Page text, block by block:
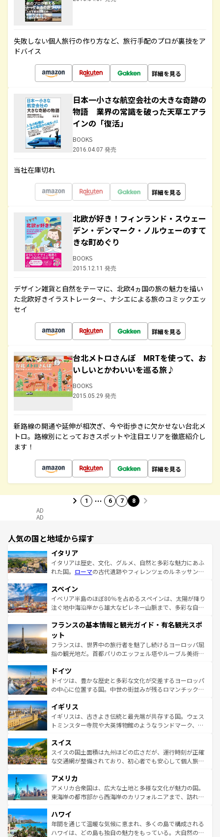
失敗しない個人旅行の作り方など、旅行手配のプロが裏技をア
ドバイス
詳細を見る
日本一小さな航空会社の大きな奇跡の
物語 業界の常識を破った天草エアラ
インの「復活」
BOOKS
2016.04.07 発売
当社在庫切れ
詳細を見る
北欧が好き！フィンランド・スウェー
デン・デンマーク・ノルウェーのすて
きな町めぐり
BOOKS
2015.12.11 発売
デザイン雑貨と自然をテーマに、北欧4ヵ国の旅の魅力を描い
た北欧好きイラストレーター、ナシエによる旅のコミックエッ
セイ
詳細を見る
台北メトロさんぽ MRTを使って、お
いしいとかわいいを巡る旅♪
BOOKS
2015.05.29 発売
新路線の開通や延伸が相次ぎ、今や街歩きに欠かせない台北メ
トロ。路線別にとっておきスポットや注目エリアを徹底紹介し
ます！
詳細を見る
1 … 6 7 8
AD
AD
人気の国と地域から探す
イタリア
イタリアは歴史、文化、グルメ、自然と多彩な魅力にあふ
れた国。 ローマの古代遺跡やフィレンツェのルネッサンス
ろん、トスカーナの美しい田園風景やアマルフィ海岸の絶
景など、自然景観も見逃せない。観光の合間には、本場の
ピザやパスタなど、絶品のイタリア料理を堪能することも
ませてくれるイタリアで、忘れられない旅をしてみよう！
なお、新着のイタリア情報は
しい。
スペイン
イベリア半島のほぼ80％を占めるスペインは、太陽が降り
注ぐ地中海沿岸から雄大なピレネー山脈まで、多彩な自然
文化が根付くこの国では、情熱的なフラメンコ、熱気あふ
れる闘牛、そして美味しいタパスが生活の一部となってい
る。首都マドリードの洗練された雰囲気や、バルセロナの
アートに溢れた街角から、地方では古代ローマ遺跡や中世
せる。地方によって風土や気候が異なるスペインはその個
性で訪れる人を魅了する。 なお、新着のスペイン情報は コ
ンテンツ一覧を参照してほしい。
フランスの基本情報と観光ガイド・有名観光スポ
ット
フランスは、世界中の旅行者を魅了し続けるヨーロッパ屈
指の観光地だ。首都パリのエッフェル塔やルーブル美術館
で、幅広い魅力が詰まっている。華麗な宮殿、歴史的な大
聖堂、美しいビーチ、そして豊かな自然が、訪れる者を心
から魅了する。また、フランスは美食の国としても知ら
いる。シャンパンの発祥地であるランス、プロヴァンスの
香り高いラベンダー畑など、多彩な楽しみ方が可能だ。さ
らに、パリ以外の地域にも魅力が溢れており、どの街角に
れる地方に足を運ぶとそれぞれで全く異なる文化を体験で
きるだろう。 なお、新着のフランス情報はコンテンツ一覧
を参照してほしい。
ドイツ
ドイツは、豊かな歴史と多彩な文化が交差するヨーロッパ
の中心に位置する国。中世の街並みが残るロマンチック街
顔を持つこの国は、どこを歩いても飽きることがない。ベ
ルリンの文化的活気、バイエルン州のアルプスの絶景、そ
してライン川沿いのワイン畑といった風景は必見。ビール
は、お酒好きな人にはぜひ体験してほしい。 なお、新着の
ドイツ情報はコンテンツ一覧を参照してほしい。
イギリス
イギリスは、古きよき伝統と最先端が共存する国。ウェス
トミンスター寺院や大英博物館のようなランドマーク、歴
リアごとに異なる魅力がある。また、優雅なアフタヌーン
ティー、ビール好きにはたまらない英国パブ、サッカー観
戦など、本場だからこそできる体験も豊富。イギリスを旅
ンツ一覧を参照してほしい。
スイス
スイスの国土面積は九州ほどの広さだが、運行時刻が正確
な交通網が整備されており、初心者でも安心して個人旅行
の建物がそのまま残る町や、スイスならではのユニークな
博物館もあり、アルプス観光だけでなく町歩きも満喫する
ことができる。国民の所得が高いため物価も高いが、旅行
ば市内交通費無料で観光を楽しむこともできる。 なお、新
着のスイス情報はコンテンツ一覧 を参照してほしい。
アメリカ
アメリカ合衆国は、広大な土地と多様な文化が魅力の国。
東海岸の都市部から西海岸のカリフォルニアまで、訪れる
のような巨大都市は、観光、ショッピング、エンターテイ
ンメントが詰まった刺激的なスポットだ。一方、アメリカ
西部には大自然が広がり、グランドキャニオンやイエロー
ハワイ
年間を通じて温暖な気候に恵まれ、多くの島で構成される
ハワイは、どの島も独自の魅力をもっている。大自然の神